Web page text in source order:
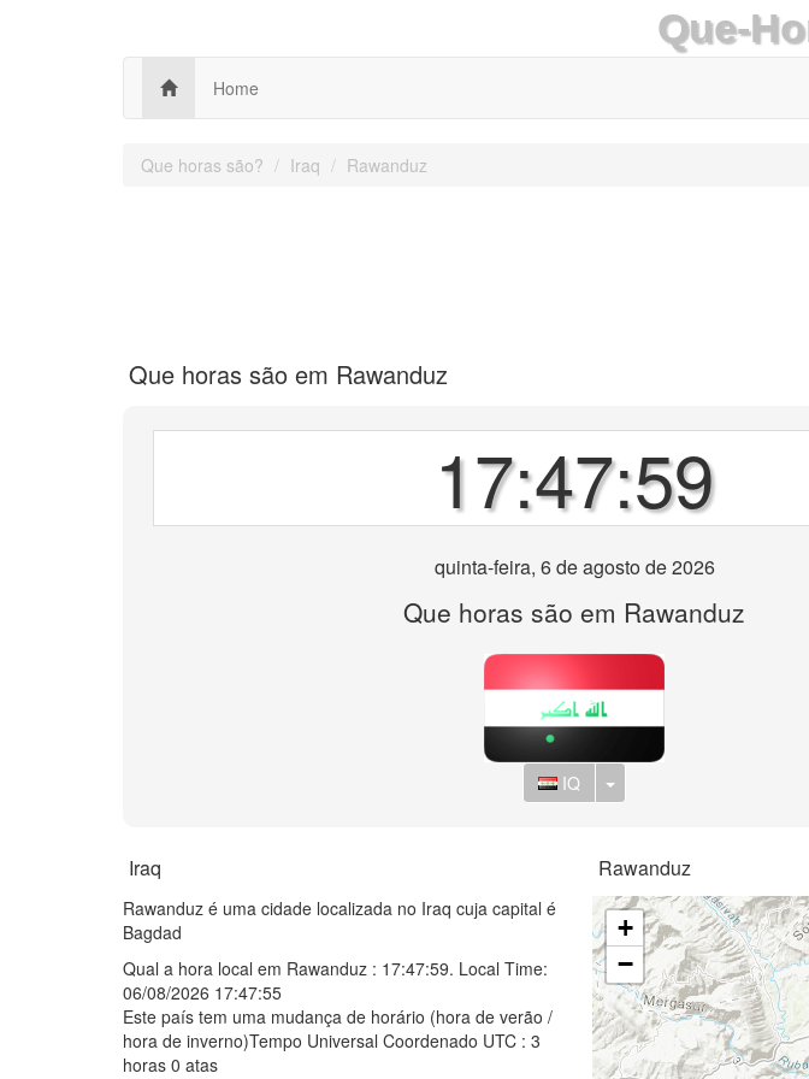
Que-
Home
Que horas são? Iraq Rawanduz
Que horas são em Rawanduz
17:47:59
quinta-feira, 6 de agosto de 2026
Que horas são em Rawanduz
IQ Toggle Dropdown
Iraq
Rawanduz é uma cidade localizada no Iraq cuja capital é
Bagdad
Qual a hora local em Rawanduz : 17:47:59. Local Time:
06/08/2026 17:47:55
Este país tem uma mudança de horário (hora de verão /
hora de inverno)Tempo Universal Coordenado UTC : 3
horas 0 atas
Rawanduz
+
−